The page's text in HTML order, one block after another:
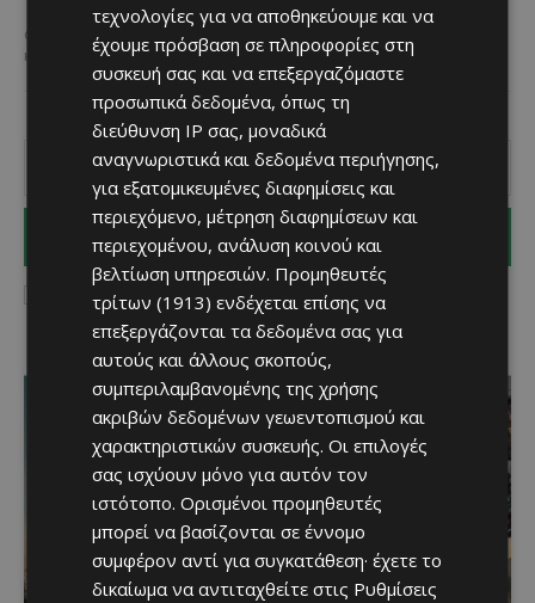
Pilates Center by Rotsidou διοργανώνει ένα Φιλανθρωπικό Τσάι
αφιερωμένο στην ενημέρωση και ευαισθητοποίηση γύρω από τον
καρκίνο του μαστού, στηρίζοντας έμπρακτα τον αγώνα της...
I WANT IN
I've read and accept the Privacy Policy
τεχνολογίες για να αποθηκεύουμε και να
έχουμε πρόσβαση σε πληροφορίες στη
συσκευή σας και να επεξεργαζόμαστε
προσωπικά δεδομένα, όπως τη
διεύθυνση IP σας, μοναδικά
αναγνωριστικά και δεδομένα περιήγησης,
για εξατομικευμένες διαφημίσεις και
περιεχόμενο, μέτρηση διαφημίσεων και
περιεχομένου, ανάλυση κοινού και
βελτίωση υπηρεσιών. Προμηθευτές
τρίτων (1913) ενδέχεται επίσης να
επεξεργάζονται τα δεδομένα σας για
αυτούς και άλλους σκοπούς,
συμπεριλαμβανομένης της χρήσης
ακριβών δεδομένων γεωεντοπισμού και
χαρακτηριστικών συσκευής. Οι επιλογές
σας ισχύουν μόνο για αυτόν τον
ιστότοπο. Ορισμένοι προμηθευτές
μπορεί να βασίζονται σε έννομο
συμφέρον αντί για συγκατάθεση· έχετε το
δικαίωμα να αντιταχθείτε στις Ρυθμίσεις